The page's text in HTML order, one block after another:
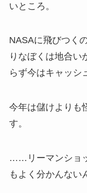
いところ。
NASAに飛びつく
りなぼくは地合い
らず今はキャッシ
今年は儲けよりも
す。
……リーマンショ
もよく分かんない